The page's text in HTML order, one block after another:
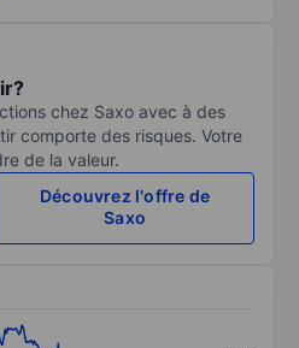
chez Saxo avec à des
comporte des risques. Votre
de la valeur.
Découvrez l'offre de
Saxo